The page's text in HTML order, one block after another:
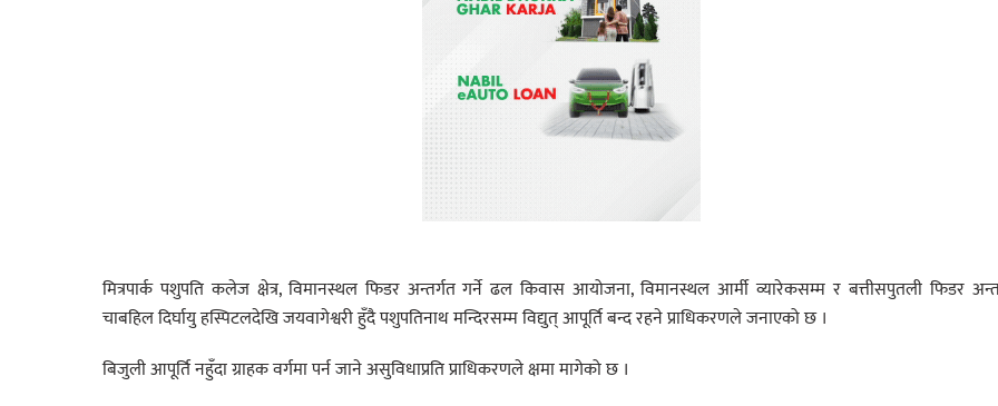
मित्रपार्क पशुपति कलेज क्षेत्र, विमानस्थल फिडर अन्तर्गत गर्ने ढल किवास आयोजना, विमानस्थल आर्मी व्यारेकसम्म र बत्तीसपुतली फिडर
चाबहिल दिर्घायु हस्पिटलदेखि जयवागेश्वरी हुँदै पशुपतिनाथ मन्दिरसम्म विद्युत् आपूर्ति बन्द रहने प्राधिकरणले जनाएको छ ।
बिजुली आपूर्ति नहुँदा ग्राहक वर्गमा पर्न जाने असुविधाप्रति प्राधिकरणले क्षमा मागेको छ ।